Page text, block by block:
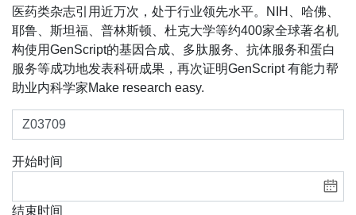
医药类杂志引用近万次，处于行业领先水平。NIH、哈佛、
耶鲁、斯坦福、普林斯顿、杜克大学等约400家全球著名机
构使用GenScript的基因合成、多肽服务、抗体服务和蛋白
服务等成功地发表科研成果，再次证明GenScript 有能力帮
助业内科学家Make research easy.
开始时间
结束时间